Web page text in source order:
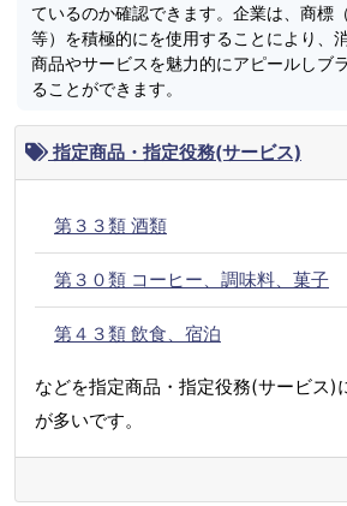
ているのか確認できます。企業は、商標
等）を積極的にを使用することにより、
商品やサービスを魅力的にアピールしブ
ることができます。
指定商品・指定役務(サービス)
第３３類 酒類
第３０類 コーヒー、調味料、菓子
第４３類 飲食、宿泊
などを指定商品・指定役務(サービス)
が多いです。